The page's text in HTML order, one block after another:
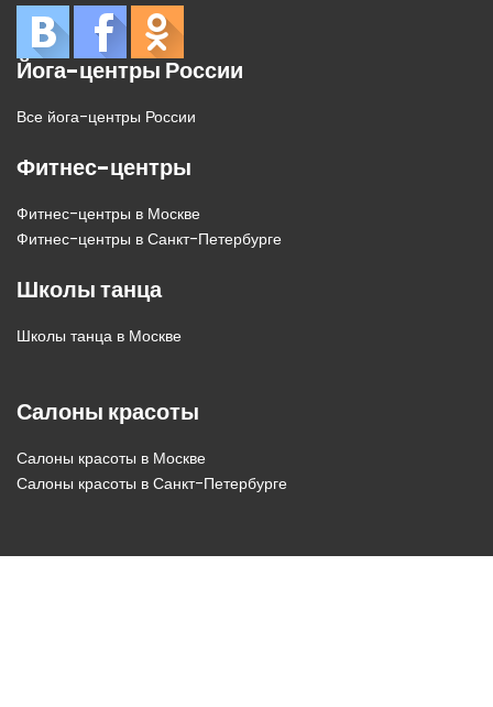
Йога-центры России
Все йога-центры России
Фитнес-центры
Фитнес-центры в Москве
Фитнес-центры в Санкт-Петербурге
Школы танца
Школы танца в Москве
Салоны красоты
Салоны красоты в Москве
Салоны красоты в Санкт-Петербурге